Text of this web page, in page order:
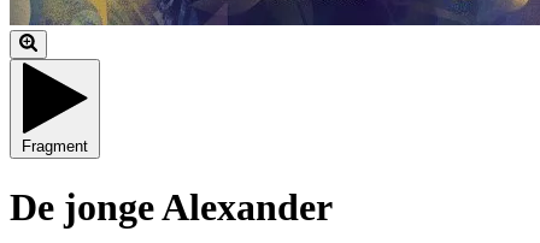
Fragment
De jonge Alexander